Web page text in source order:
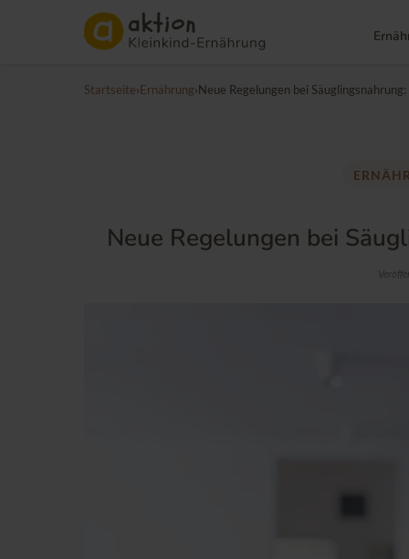
Startseite›Ernährung›Neue Regelungen bei
Neue Regelungen bei